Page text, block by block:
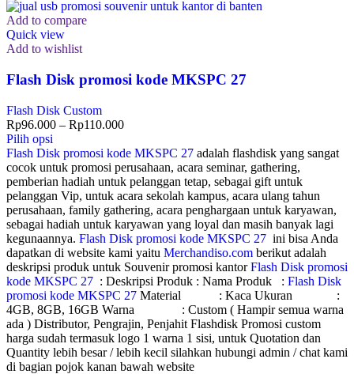
Add to compare
Quick view
Add to wishlist
Flash Disk promosi kode MKSPC 27
Flash Disk Custom
Rp96.000 – Rp110.000
Pilih opsi
Flash Disk promosi kode MKSPC 27 adalah flashdisk yang sangat
cocok untuk promosi perusahaan, acara seminar, gathering,
pemberian hadiah untuk pelanggan tetap, sebagai gift untuk
pelanggan Vip, untuk acara sekolah kampus, acara ulang tahun
perusahaan, family gathering, acara penghargaan untuk karyawan,
sebagai hadiah untuk karyawan yang loyal dan masih banyak lagi
kegunaannya. Flash Disk promosi kode MKSPC 27 ini bisa Anda
dapatkan di website kami yaitu Merchandiso.com berikut adalah
deskripsi produk untuk Souvenir promosi kantorFlash Disk promosi
kode MKSPC 27 : Deskripsi Produk : Nama Produk : Flash Disk
promosi kode MKSPC 27 Material : Kaca Ukuran :
4GB, 8GB, 16GB Warna : Custom ( Hampir semua warna
ada ) Distributor, Pengrajin, Penjahit Flashdisk Promosi custom
harga sudah termasuk logo 1 warna 1 sisi, untuk Quotation dan
Quantity lebih besar / lebih kecil silahkan hubungi admin / chat kami
di bagian pojok kanan bawah website